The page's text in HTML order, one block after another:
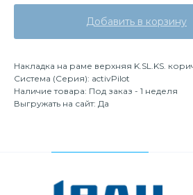
Добавить в корзину
Накладка на раме верхняя K.SL.KS.
Система (Серия): activPilot
Наличие товара: Под заказ - 1 неделя
Выгружать на сайт: Да